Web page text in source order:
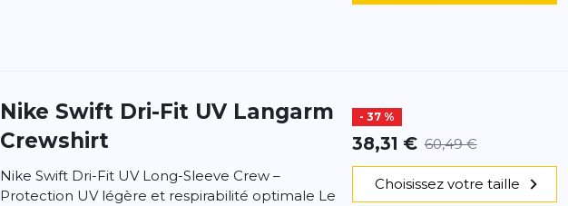
Nike Swift Dri-Fit UV Langarm
Crewshirt
- 37 %
38,31 € 60,49 €
Nike Swift Dri-Fit UV Long-Sleeve Crew –
Protection UV légère et respirabilité optimale Le
Choisissez votre taille